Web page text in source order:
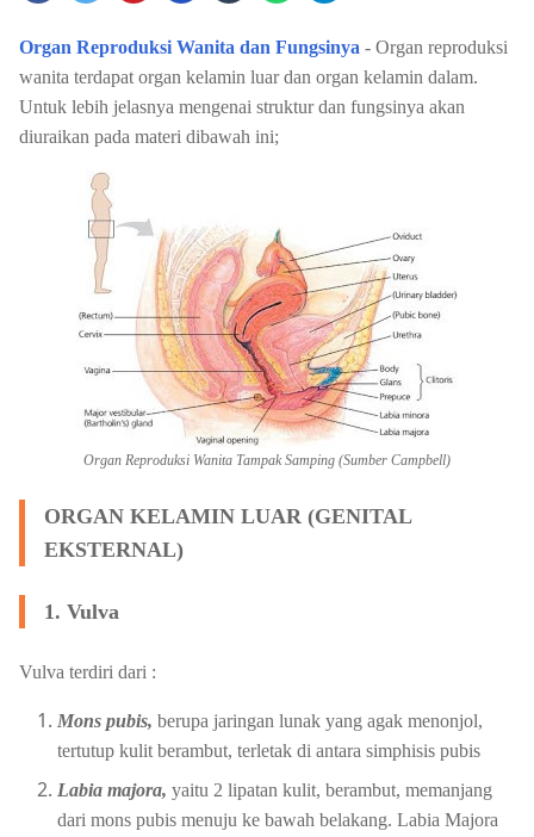
Organ Reproduksi Wanita dan Fungsinya - Organ reproduksi
wanita terdapat organ kelamin luar dan organ kelamin dalam.
Untuk lebih jelasnya mengenai struktur dan fungsinya akan
diuraikan pada materi dibawah ini;
Organ Reproduksi Wanita Tampak Samping (Sumber Campbell)
ORGAN KELAMIN LUAR (GENITAL
EKSTERNAL)
1. Vulva
Vulva terdiri dari :
Mons pubis, berupa jaringan lunak yang agak menonjol,
tertutup kulit berambut, terletak di antara simphisis pubis
Labia majora, yaitu 2 lipatan kulit, berambut, memanjang
dari mons pubis menuju ke bawah belakang. Labia Majora